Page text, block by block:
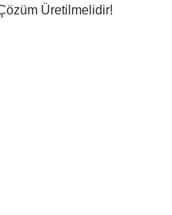
Üretilmelidir!